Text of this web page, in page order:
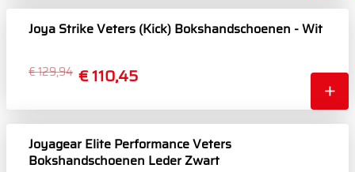
Joya Strike Veters (Kick) Bokshandschoenen - Wit
€ 110,45
€ 129,94
Joyagear Elite Performance Veters
Bokshandschoenen Leder Zwart